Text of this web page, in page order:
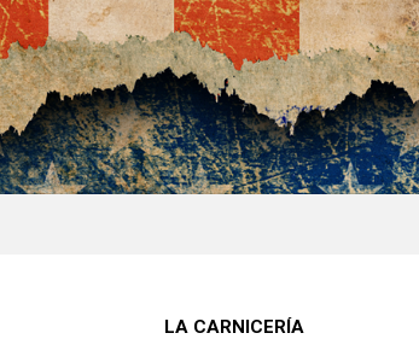
LA CARNICERÍA